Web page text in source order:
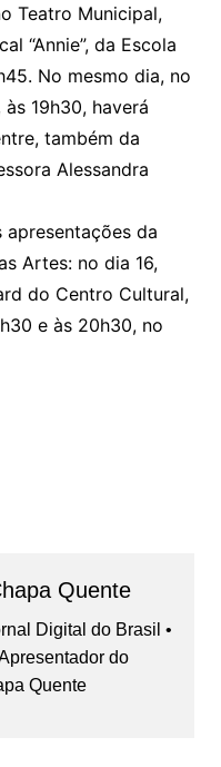
Teatro Municipal,
“Annie”, da Escola
No mesmo dia, no
19h30, haverá
também da
Alessandra
apresentações da
Artes: no dia 16,
do Centro Cultural,
e às 20h30, no
Quente
Digital do Brasil •
do
Quente